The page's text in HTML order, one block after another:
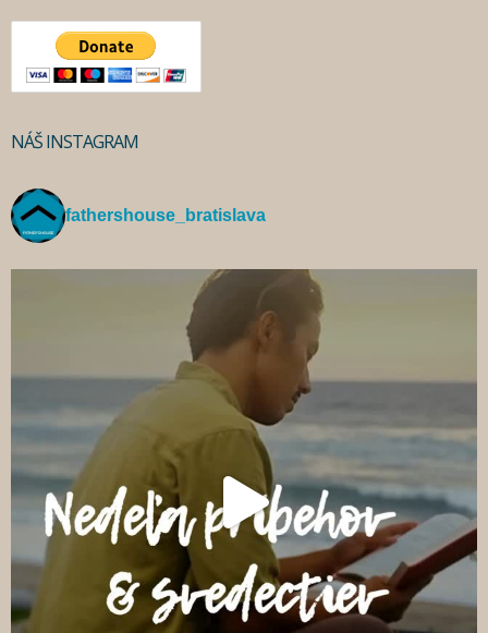
NÁŠ INSTAGRAM
fathershouse_bratislava